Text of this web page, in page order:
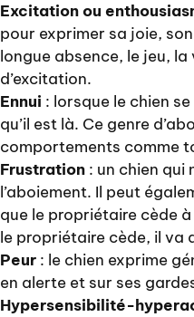
Excitation ou
pour exprimer sa joie,
longue absence, le jeu,
d’excitation.
Ennui : lorsque le chien
qu’il est là. Ce genre
comportements comme
Frustration : un chien
l’aboiement. Il peut
que le propriétaire cède
le propriétaire cède, il va
Peur : le chien exprime
en alerte et sur ses
Hypersensibilité-